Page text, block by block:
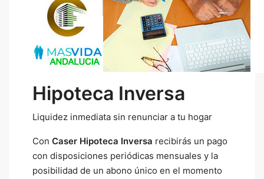
Hipoteca Inversa
Liquidez inmediata sin renunciar a tu hogar
Con Caser Hipoteca Inversa recibirás un pago
con disposiciones periódicas mensuales y la
posibilidad de un abono único en el momento